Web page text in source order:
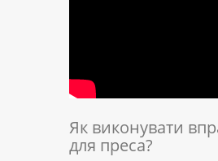
Як виконувати
для преса?